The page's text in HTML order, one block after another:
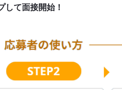
して面接開始！